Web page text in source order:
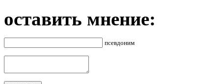
оставить мнение:
псевдоним